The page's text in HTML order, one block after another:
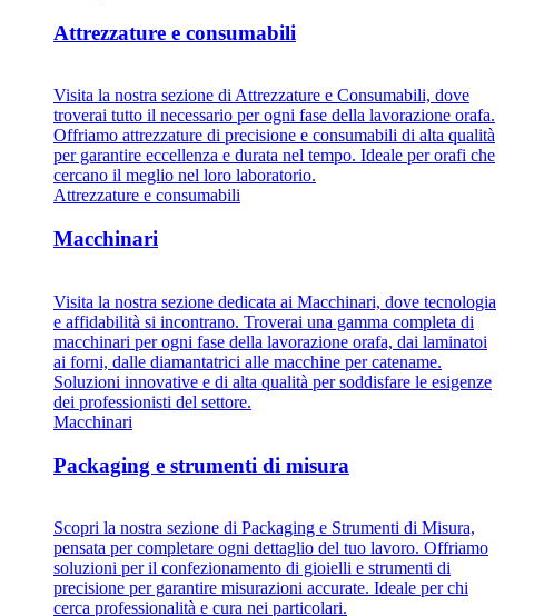
Attrezzature e consumabili
Visita la nostra sezione di Attrezzature e Consumabili, dove
troverai tutto il necessario per ogni fase della lavorazione orafa.
Offriamo attrezzature di precisione e consumabili di alta qualità
per garantire eccellenza e durata nel tempo. Ideale per orafi che
cercano il meglio nel loro laboratorio.
Attrezzature e consumabili
Macchinari
Visita la nostra sezione dedicata ai Macchinari, dove tecnologia
e affidabilità si incontrano. Troverai una gamma completa di
macchinari per ogni fase della lavorazione orafa, dai laminatoi
ai forni, dalle diamantatrici alle macchine per catename.
Soluzioni innovative e di alta qualità per soddisfare le esigenze
dei professionisti del settore.
Macchinari
Packaging e strumenti di misura
Scopri la nostra sezione di Packaging e Strumenti di Misura,
pensata per completare ogni dettaglio del tuo lavoro. Offriamo
soluzioni per il confezionamento di gioielli e strumenti di
precisione per garantire misurazioni accurate. Ideale per chi
cerca professionalità e cura nei particolari.